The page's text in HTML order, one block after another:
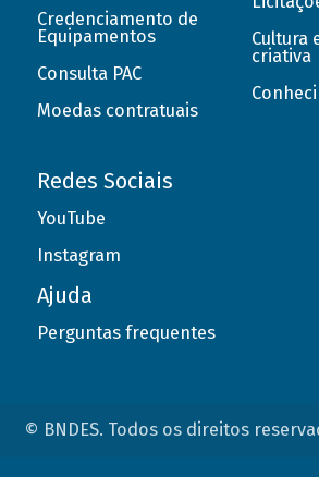
Credenciamento de
Equipamentos
Consulta PAC
Moedas contratuais
Cultura
criativa
Redes Sociais
YouTube
Instagram
Ajuda
Perguntas frequentes
© BNDES. Todos os direitos